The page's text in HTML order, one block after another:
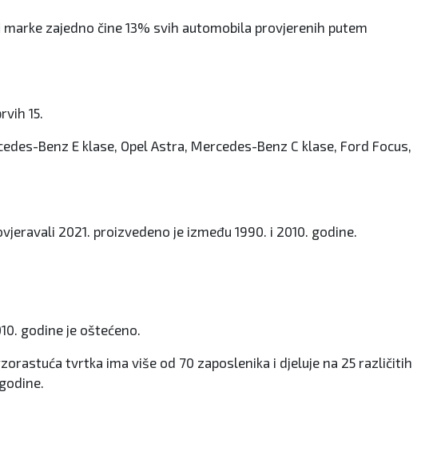
zajedno čine 13% svih automobila provjerenih putem
15.
Benz E klase, Opel Astra, Mercedes-Benz C klase, Ford Focus,
2021. proizvedeno je između 1990. i 2010. godine.
godine je oštećeno.
tvrtka ima više od 70 zaposlenika i djeluje na 25 različitih